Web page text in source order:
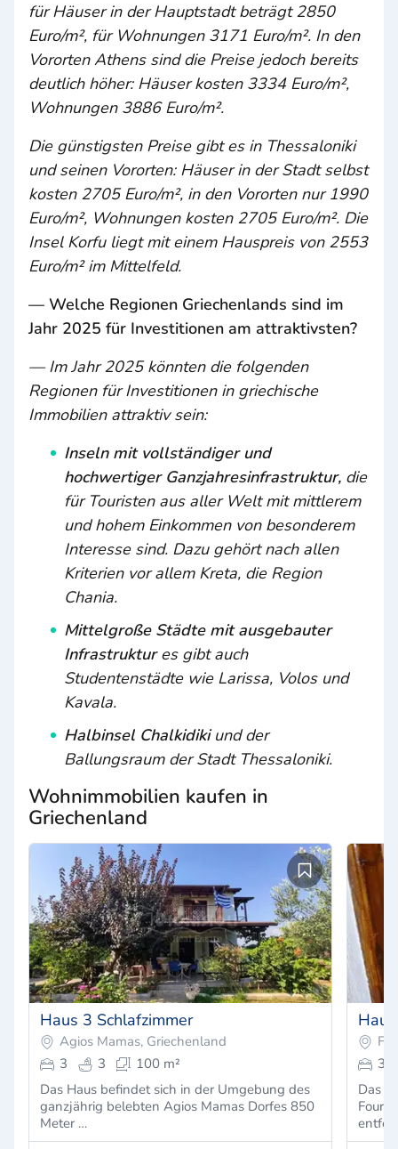
für Häuser in der Hauptstadt beträgt 2850
Euro/m², für Wohnungen 3171 Euro/m². In den
Vororten Athens sind die Preise jedoch bereits
deutlich höher: Häuser kosten 3334 Euro/m²,
Wohnungen 3886 Euro/m².
Die günstigsten Preise gibt es in Thessaloniki
und seinen Vororten: Häuser in der Stadt selbst
kosten 2705 Euro/m², in den Vororten nur 1990
Euro/m², Wohnungen kosten 2705 Euro/m². Die
Insel Korfu liegt mit einem Hauspreis von 2553
Euro/m² im Mittelfeld.
— Welche Regionen Griechenlands sind im
Jahr 2025 für Investitionen am attraktivsten?
— Im Jahr 2025 könnten die folgenden
Regionen für Investitionen in griechische
Immobilien attraktiv sein:
Inseln mit vollständiger und
hochwertiger Ganzjahresinfrastruktur, die
für Touristen aus aller Welt mit mittlerem
und hohem Einkommen von besonderem
Interesse sind. Dazu gehört nach allen
Kriterien vor allem Kreta, die Region
Chania.
Mittelgroße Städte mit ausgebauter
Infrastruktures gibt auch
Studentenstädte wie Larissa, Volos und
Kavala.
Halbinsel Chalkidikiund der
Ballungsraum der Stadt Thessaloniki.
Wohnimmobilien kaufen in
Griechenland
Haus 3 Schlafzimmer
Agios Mamas, Griechenland
3
3
100 m²
Das Haus befindet sich in der Umgebung des
ganzjährig belebten Agios Mamas Dorfes 850
Meter …
3
Das